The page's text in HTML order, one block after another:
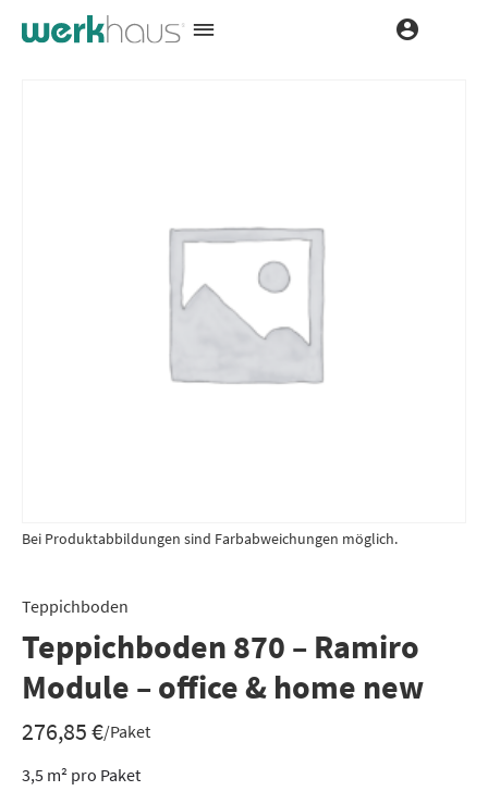
Bei Produktabbildungen sind Farbabweichungen möglich.
Teppichboden
Teppichboden 870 – Ramiro
Module – office & home new
276,85€/Paket
3,5 m² pro Paket